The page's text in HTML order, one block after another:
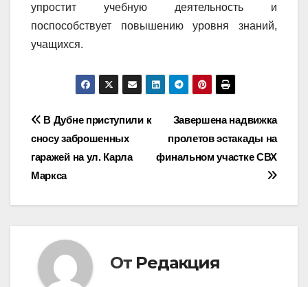
упростит учебную деятельность и
поспособствует повышению уровня знаний,
учащихся.
Навигация
по
записям
Завершена надвижка
пролетов эстакады на
финальном участке СВХ
В Дубне приступили к
сносу заброшенных
гаражей на ул. Карла
Маркса
От Редакция